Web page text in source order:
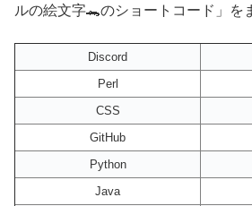
ルの絵文字🐊のショートコード」を
Discord
Perl
CSS
GitHub
Python
Java